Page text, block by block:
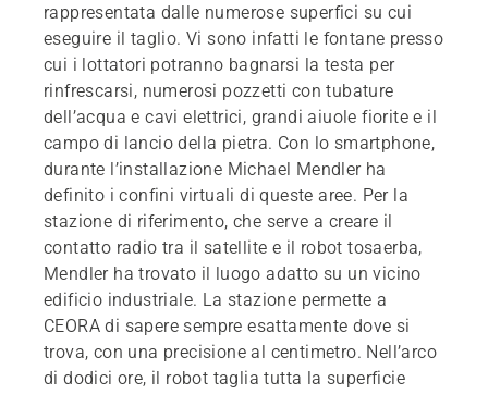
rappresentata dalle numerose superfici su cui
eseguire il taglio. Vi sono infatti le fontane presso
cui i lottatori potranno bagnarsi la testa per
rinfrescarsi, numerosi pozzetti con tubature
dell’acqua e cavi elettrici, grandi aiuole fiorite e il
campo di lancio della pietra. Con lo smartphone,
durante l’installazione Michael Mendler ha
definito i confini virtuali di queste aree. Per la
stazione di riferimento, che serve a creare il
contatto radio tra il satellite e il robot tosaerba,
Mendler ha trovato il luogo adatto su un vicino
edificio industriale. La stazione permette a
CEORA di sapere sempre esattamente dove si
trova, con una precisione al centimetro. Nell’arco
di dodici ore, il robot taglia tutta la superficie